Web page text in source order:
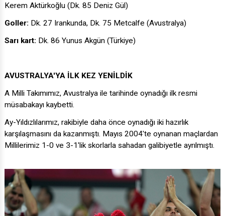
Kerem Aktürkoğlu (Dk. 85 Deniz Gül)
Goller: Dk. 27 Irankunda, Dk. 75 Metcalfe (Avustralya)
Sarı kart: Dk. 86 Yunus Akgün (Türkiye)
AVUSTRALYA'YA İLK KEZ YENİLDİK
A Milli Takımımız, Avustralya ile tarihinde oynadığı ilk resmi
müsabakayı kaybetti.
Ay-Yıldızlılarımız, rakibiyle daha önce oynadığı iki hazırlık
karşılaşmasını da kazanmıştı. Mayıs 2004'te oynanan maçlardan
Millilerimiz 1-0 ve 3-1'lik skorlarla sahadan galibiyetle ayrılmıştı.